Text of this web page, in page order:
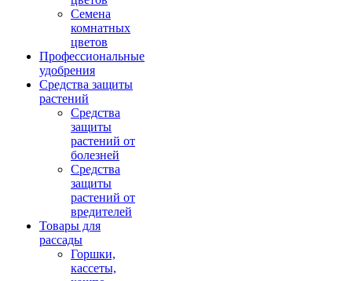
Семена
комнатных
цветов
Профессиональные
удобрения
Средства защиты
растений
Средства
защиты
растений от
болезней
Средства
защиты
растений от
вредителей
Товары для
рассады
Горшки,
кассеты,